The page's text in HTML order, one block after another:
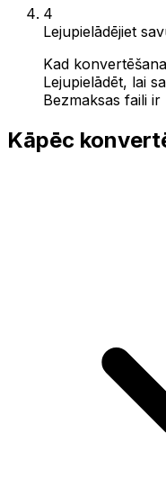
4
Lejupielādējiet
Kad
Lejupielādēt, lai
Bezmaksas faili ir
Kāpēc